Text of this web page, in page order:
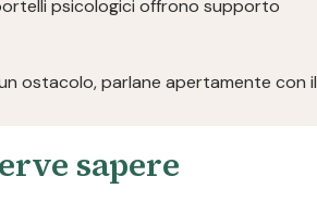
psicologici offrono supporto
ostacolo, parlane apertamente con il
sapere